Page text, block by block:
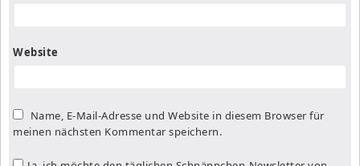
Website
Name, E-Mail-Adresse und Website in diesem Browser für
meinen nächsten Kommentar speichern.